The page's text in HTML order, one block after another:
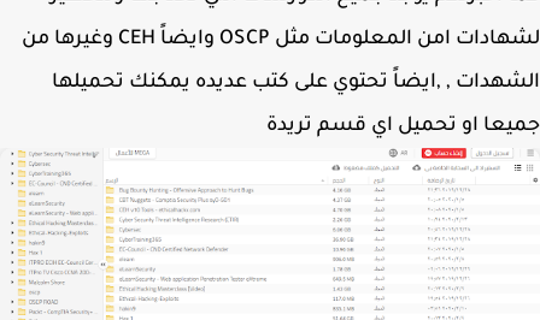
لشهادات امن المعلومات مثل OSCP وايضاً CEH وغيرها من
, ,ايضاً تحتوي على كتب عديده يمكنك تحميلها
او تحميل اي قسم تريدة